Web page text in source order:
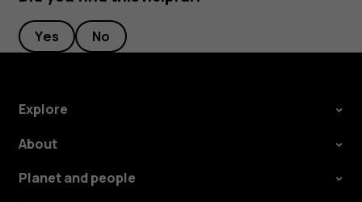
Yes No
Explore
About
Planet and people